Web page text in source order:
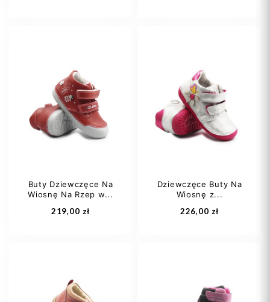
24
Dodaj do koszyka
23
Dodaj do koszyka
Buty Dziewczęce Na
Wiosnę Na Rzep w...
219,00 zł
Dziewczęce Buty Na
Wiosnę z...
226,00 zł